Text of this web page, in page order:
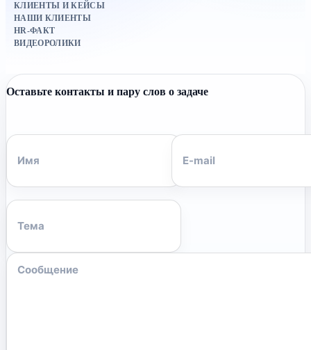
КЛИЕНТЫ И КЕЙСЫ
НАШИ КЛИЕНТЫ
HR-ФАКТ
ВИДЕОРОЛИКИ